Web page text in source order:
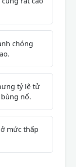
chóng
tỷ lệ tử
nổ.
mức thấp